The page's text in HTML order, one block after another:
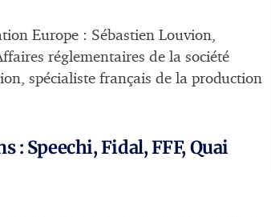
Europe : Sébastien Louvion,
réglementaires de la société
spécialiste français de la production
: Speechi, Fidal, FFF, Quai